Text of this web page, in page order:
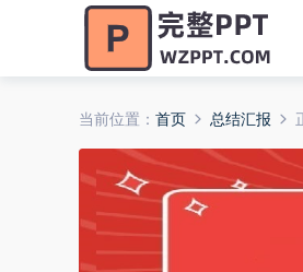
当前位置： 首页 总结汇报